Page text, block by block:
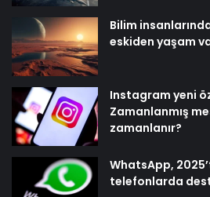
Bilim
eskiden yaşam
Instagram yeni
Zamanlanmış
zamanlanır?
WhatsApp,
telefonlarda